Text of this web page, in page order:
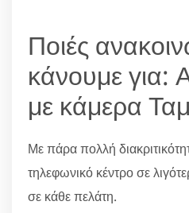
Ποιές
κάνουμε για:
με κάμερα
Με πάρα πολλή
τηλεφωνικό κέντρο σε
σε κάθε πελάτη.